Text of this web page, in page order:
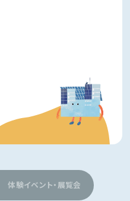
体験イベント・展覧会